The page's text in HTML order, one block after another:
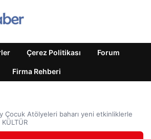
Çerez Politikası Forum
Firma Rehberi
Çocuk Atölyeleri baharı yeni etkinliklerle
KÜLTÜR